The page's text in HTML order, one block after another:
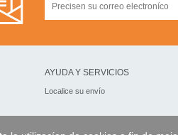
AYUDA Y SERVICIOS
Localice su envío